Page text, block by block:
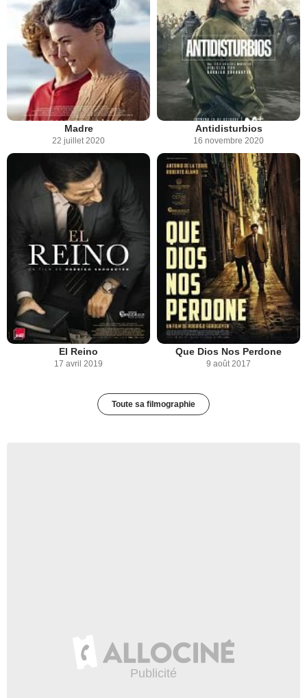
Madre
22 juillet 2020
Antidisturbios
16 novembre 2020
El Reino
17 avril 2019
Que Dios Nos Perdone
9 août 2017
Toute sa filmographie